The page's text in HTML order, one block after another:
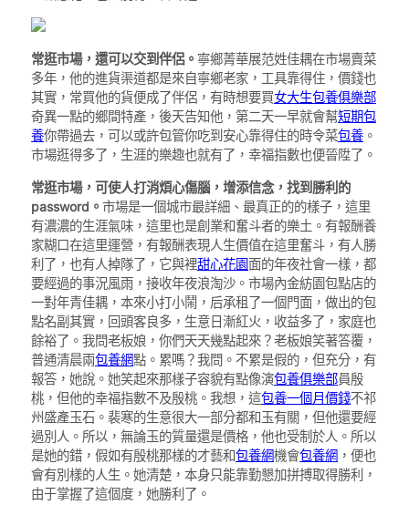
常逛市場，還可以交到伴侶。 寧鄉菁華展范姓佳耦在市場賣菜
多年，他的進貨渠道都是來自寧鄉老家，工具靠得住，價錢也
其實，常買他的貨便成了伴侶，有時想要買女大生包養俱樂部
奇異一點的鄉間特產，後天告知他，第二天一早就會幫短期包
養你帶過去，可以或許包管你吃到安心靠得住的時令菜包養 。
市場逛得多了，生涯的樂趣也就有了，幸福指數也便晉陞了。
常逛市場，可使人打消煩心傷腦，增添信念，找到勝利的
password。 市場是一個城市最詳細、最真正的的樣子，這里
有濃濃的生涯氣味，這里也是創業和奮斗者的樂土。有報酬養
家糊口在這里運營，有報酬表現人生價值在這里奮斗，有人勝
利了，也有人掉隊了，它與裡甜心花園面的年夜社會一樣，都
要經過的事況風雨，接收年夜浪淘沙。市場內金紡園包點店的
一對年青佳耦，本來小打小鬧，后承租了一個門面，做出的包
點名副其實，回頭客良多，生意日漸紅火，收益多了，家庭也
餘裕了。我問老板娘，你們天天幾點起來？老板娘笑著答覆，
普通清晨兩包養網點。累嗎？我問。不累是假的，但充分，有
報答，她說。她笑起來那樣子容貌有點像演包養俱樂部員殷
桃，但他的幸福指數不及殷桃。我想，這包養一個月價錢不祁
州盛產玉石。裴寒的生意很大一部分都和玉有關，但他還要經
過別人。所以，無論玉的質量還是價格，他也受制於人。所以
是她的錯，假如有殷桃那樣的才藝和包養網機會包養網 ，便也
會有別樣的人生。她清楚，本身只能靠勤懇加拼搏取得勝利，
由于掌握了這個度，她勝利了。